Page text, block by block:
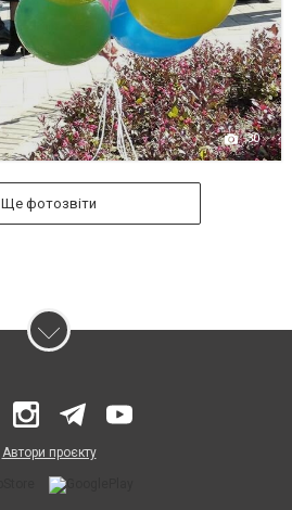
30
Ще фотозвіти
Автори проєкту